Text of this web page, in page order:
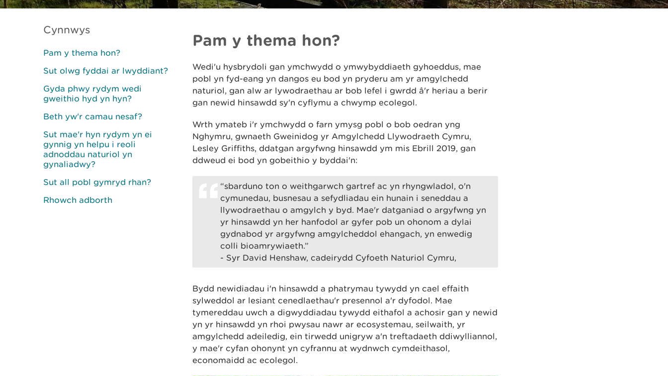
Cynnwys
Pam y thema hon?
Sut olwg fyddai ar lwyddiant?
Gyda phwy rydym wedi
gweithio hyd yn hyn?
Beth yw'r camau nesaf?
Sut mae'r hyn rydym yn ei
gynnig yn helpu i reoli
adnoddau naturiol yn
gynaliadwy?
Sut all pobl gymryd rhan?
Rhowch adborth
Pam y thema hon?
Wedi'u hysbrydoli gan ymchwydd o ymwybyddiaeth gyhoeddus, mae
pobl yn fyd-eang yn dangos eu bod yn pryderu am yr amgylchedd
naturiol, gan alw ar lywodraethau ar bob lefel i gwrdd â'r heriau a berir
gan newid hinsawdd sy'n cyflymu a chwymp ecolegol.
Wrth ymateb i'r ymchwydd o farn ymysg pobl o bob oedran yng
Nghymru, gwnaeth Gweinidog yr Amgylchedd Llywodraeth Cymru,
Lesley Griffiths, ddatgan argyfwng hinsawdd ym mis Ebrill 2019, gan
ddweud ei bod yn gobeithio y byddai'n:
“sbarduno ton o weithgarwch gartref ac yn rhyngwladol, o'n
cymunedau, busnesau a sefydliadau ein hunain i seneddau a
llywodraethau o amgylch y byd. Mae'r datganiad o argyfwng yn
yr hinsawdd yn her hanfodol ar gyfer pob un ohonom a dylai
gydnabod yr argyfwng amgylcheddol ehangach, yn enwedig
colli bioamrywiaeth.”
- Syr David Henshaw, cadeirydd Cyfoeth Naturiol Cymru,
Bydd newidiadau i'n hinsawdd a phatrymau tywydd yn cael effaith
sylweddol ar lesiant cenedlaethau'r presennol a'r dyfodol. Mae
tymereddau uwch a digwyddiadau tywydd eithafol a achosir gan y newid
yn yr hinsawdd yn rhoi pwysau nawr ar ecosystemau, seilwaith, yr
amgylchedd adeiledig, ein tirwedd unigryw a'n treftadaeth ddiwylliannol,
y mae'r cyfan ohonynt yn cyfrannu at wydnwch cymdeithasol,
economaidd ac ecolegol.